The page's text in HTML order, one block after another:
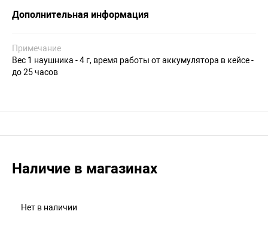
Дополнительная информация
Примечание
Вес 1 наушника - 4 г, время работы от аккумулятора в кейсе -
до 25 часов
Наличие в магазинах
Нет в наличии